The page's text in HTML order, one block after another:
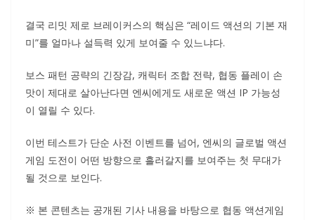
결국 리밋 제로 브레이커스의 핵심은 “레이드 액션의 기본 재
미”를 얼마나 설득력 있게 보여줄 수 있느냐다.
보스 패턴 공략의 긴장감, 캐릭터 조합 전략, 협동 플레이 손
맛이 제대로 살아난다면 엔씨에게도 새로운 액션 IP 가능성
이 열릴 수 있다.
이번 테스트가 단순 사전 이벤트를 넘어, 엔씨의 글로벌 액션
게임 도전이 어떤 방향으로 흘러갈지를 보여주는 첫 무대가
될 것으로 보인다.
※ 본 콘텐츠는 공개된 기사 내용을 바탕으로 협동 액션게임